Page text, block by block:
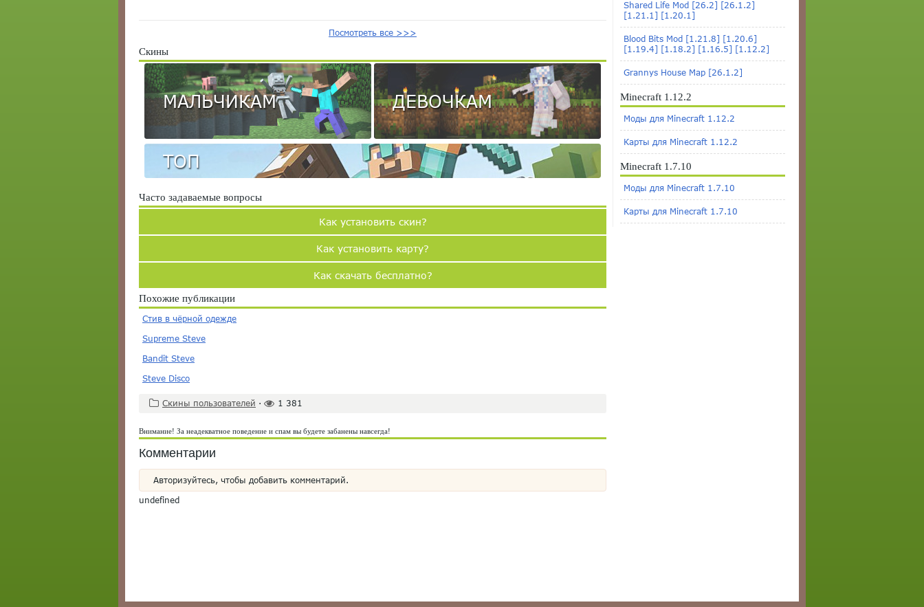
Посмотреть все >>>
Скины
МАЛЬЧИКАМ ДЕВОЧКАМ
ТОП
Часто задаваемые вопросы
Как установить скин?
Как установить карту?
Как скачать бесплатно?
Похожие публикации
Стив в чёрной одежде
Supreme Steve
Bandit Steve
Steve Disco
Скины пользователей · 1 381
Внимание! За неадекватное поведение и спам вы будете забанены навсегда!
Комментарии
Авторизуйтесь, чтобы добавить комментарий.
undefined
Shared Life Mod [26.2] [26.1.2]
[1.21.1] [1.20.1]
Blood Bits Mod [1.21.8] [1.20.6]
[1.19.4] [1.18.2] [1.16.5] [1.12.2]
Grannys House Map [26.1.2]
Minecraft 1.12.2
Моды для Minecraft 1.12.2
Карты для Minecraft 1.12.2
Minecraft 1.7.10
Моды для Minecraft 1.7.10
Карты для Minecraft 1.7.10